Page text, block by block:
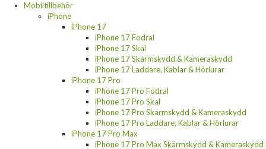
Mobiltillbehör
iPhone
iPhone 17
iPhone 17 Fodral
iPhone 17 Skal
iPhone 17 Skärmskydd & Kameraskydd
iPhone 17 Laddare, Kablar & Hörlurar
iPhone 17 Pro
iPhone 17 Pro Fodral
iPhone 17 Pro Skal
iPhone 17 Pro Skärmskydd & Kameraskydd
iPhone 17 Pro Laddare, Kablar & Hörlurar
iPhone 17 Pro Max
iPhone 17 Pro Max Skärmskydd & Kameraskydd